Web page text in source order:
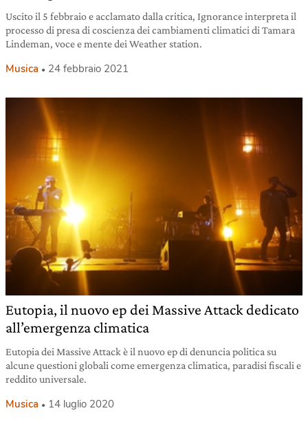
Uscito il 5 febbraio e acclamato dalla critica, Ignorance interpreta il
processo di presa di coscienza dei cambiamenti climatici di Tamara
Lindeman, voce e mente dei Weather station.
Musica 24 febbraio 2021
Eutopia, il nuovo ep dei Massive Attack dedicato
all’emergenza climatica
Eutopia dei Massive Attack è il nuovo ep di denuncia politica su
alcune questioni globali come emergenza climatica, paradisi fiscali e
reddito universale.
Musica 14 luglio 2020